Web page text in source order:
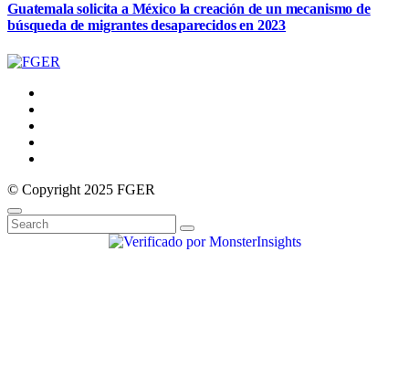
Guatemala solicita a México la creación de un mecanismo de
búsqueda de migrantes desaparecidos en 2023
© Copyright 2025 FGER